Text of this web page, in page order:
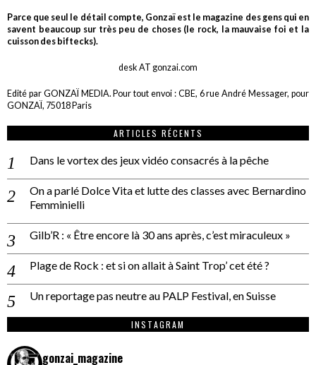
Parce que seul le détail compte, Gonzaï est le magazine des gens qui en
savent beaucoup sur très peu de choses (le rock, la mauvaise foi et la
cuisson des biftecks).
desk AT gonzai.com
Edité par GONZAÏ MEDIA. Pour tout envoi : CBE, 6 rue André Messager, pour
GONZAÏ, 75018 Paris
ARTICLES RÉCENTS
Dans le vortex des jeux vidéo consacrés à la pêche
On a parlé Dolce Vita et lutte des classes avec Bernardino
Femminielli
Gilb’R : « Être encore là 30 ans après, c’est miraculeux »
Plage de Rock : et si on allait à Saint Trop’ cet été ?
Un reportage pas neutre au PALP Festival, en Suisse
INSTAGRAM
gonzai_magazine